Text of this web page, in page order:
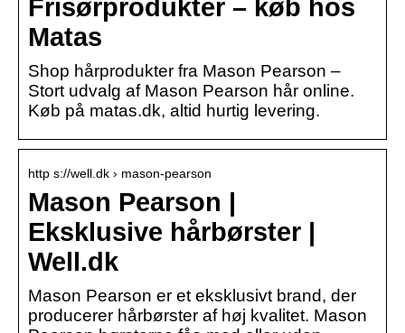
Frisørprodukter – køb hos
Matas
Shop hårprodukter fra Mason Pearson –
Stort udvalg af Mason Pearson hår online.
Køb på matas.dk, altid hurtig levering.
http s://well.dk › mason-pearson
Mason Pearson |
Eksklusive hårbørster |
Well.dk
Mason Pearson er et eksklusivt brand, der
producerer hårbørster af høj kvalitet. Mason